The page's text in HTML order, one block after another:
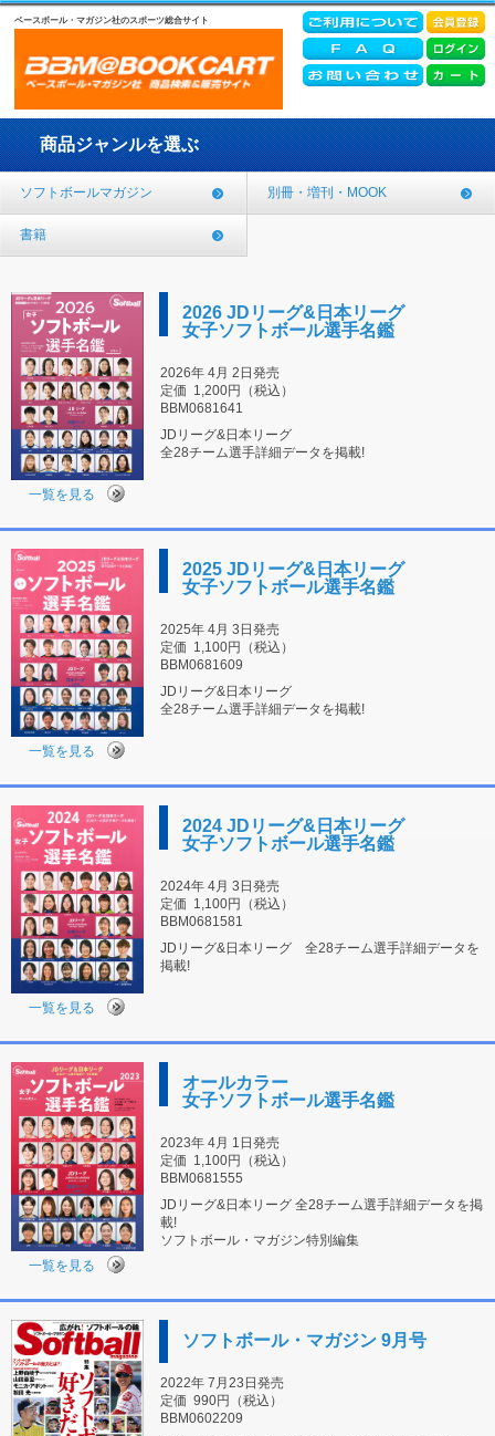
ベースボール・マガジン社のスポーツ総合サイト
商品ジャンルを選ぶ
ソフトボールマガジン 別冊・増刊・MOOK
書籍
2026 JDリーグ&日本リーグ
女子ソフトボール選手名鑑
2026年 4月 2日発売
定価 1,200円（税込）
BBM0681641
JDリーグ&日本リーグ
全28チーム選手詳細データを掲載!
一覧を見る
2025 JDリーグ&日本リーグ
女子ソフトボール選手名鑑
2025年 4月 3日発売
定価 1,100円（税込）
BBM0681609
JDリーグ&日本リーグ
全28チーム選手詳細データを掲載!
一覧を見る
2024 JDリーグ&日本リーグ
女子ソフトボール選手名鑑
2024年 4月 3日発売
定価 1,100円（税込）
BBM0681581
JDリーグ&日本リーグ 全28チーム選手詳細データを
掲載!
一覧を見る
オールカラー
女子ソフトボール選手名鑑
2023年 4月 1日発売
定価 1,100円（税込）
BBM0681555
JDリーグ&日本リーグ 全28チーム選手詳細データを掲
載!
ソフトボール・マガジン特別編集
一覧を見る
ソフトボール・マガジン 9月号
2022年 7月23日発売
定価 990円（税込）
BBM0602209